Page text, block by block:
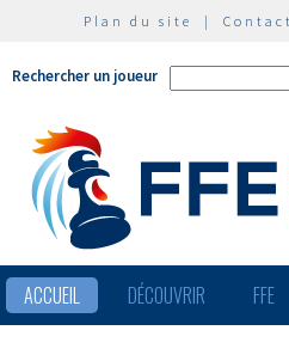
Plan du site | Contact
Rechercher un joueur
ACCUEIL DÉCOUVRIR FFE